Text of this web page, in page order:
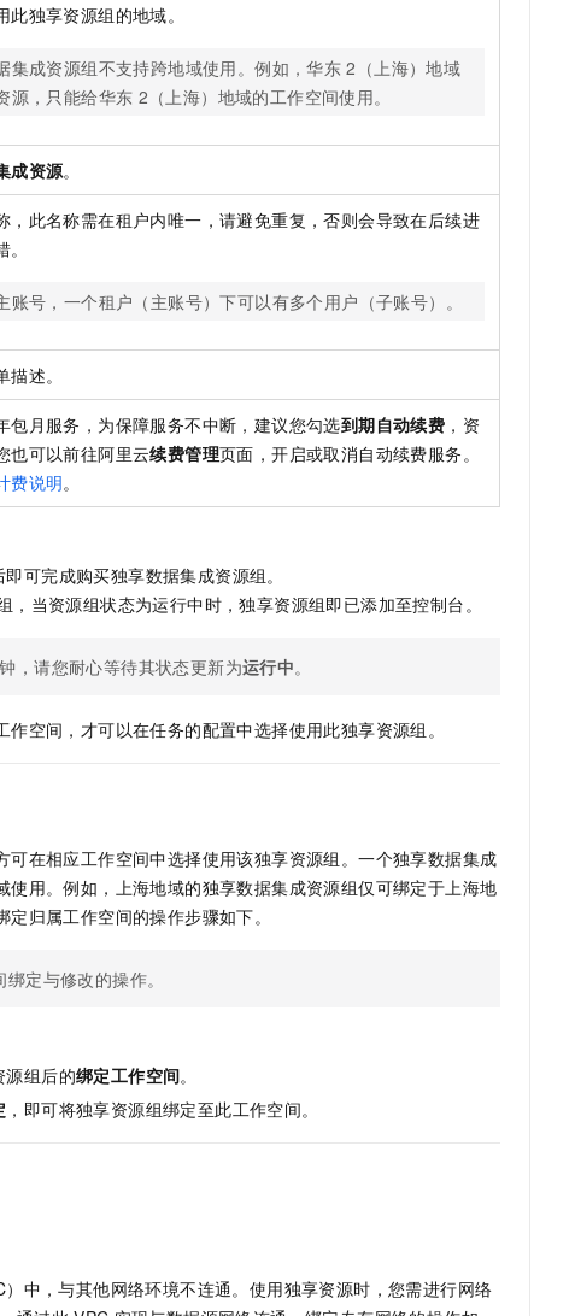
独享资源组的地域。
集成资源组不支持跨地域使用。例如，华东 2（上海）地域
源，只能给华东 2（上海）地域的工作空间使用。
成资源。
，此名称需在租户内唯一，请避免重复，否则会导致在后续进
账号，一个租户（主账号）下可以有多个用户（子账号）。
述。
包月服务，为保障服务不中断，建议您勾选到期自动续费 ，资
也可以前往阿里云续费管理页面，开启或取消自动续费服务。
费说明。
可完成购买独享数据集成资源组。
，当资源组状态为运行中时，独享资源组即已添加至控制台。
，请您耐心等待其状态更新为运行中。
空间，才可以在任务的配置中选择使用此独享资源组。
在相应工作空间中选择使用该独享资源组。一个独享数据集成
用。例如，上海地域的独享数据集成资源组仅可绑定于上海地
归属工作空间的操作步骤如下。
定与修改的操作。
源组后的绑定工作空间。
，即可将独享资源组绑定至此工作空间。
中，与其他网络环境不连通。使用独享资源时，您需进行网络